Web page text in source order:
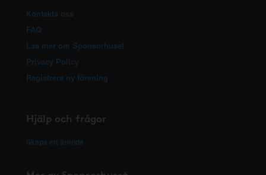
Kontakta oss
FAQ
Läs mer om Sponsorhuset
Privacy Policy
Registrera ny förening
Hjälp och frågor
Skapa ett ärende